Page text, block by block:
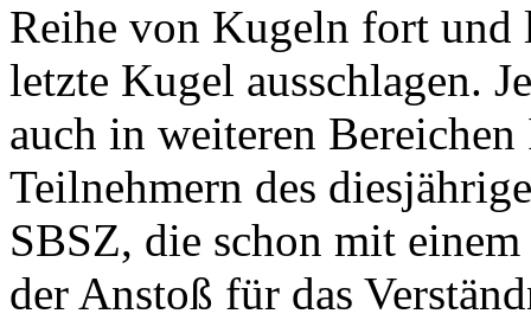
Reihe von Kugeln fort und
letzte Kugel ausschlagen.
auch in weiteren
Teilnehmern des
SBSZ, die schon mit
der Anstoß für das